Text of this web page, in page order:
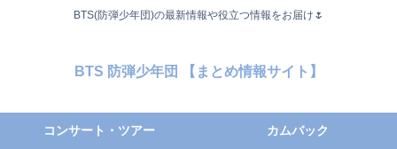
BTS(防弾少年団)の最新情報や役立つ情報をお届け🌷
BTS 防弾少年団 【まとめ情報サイト】
コンサート・ツアー カムバック